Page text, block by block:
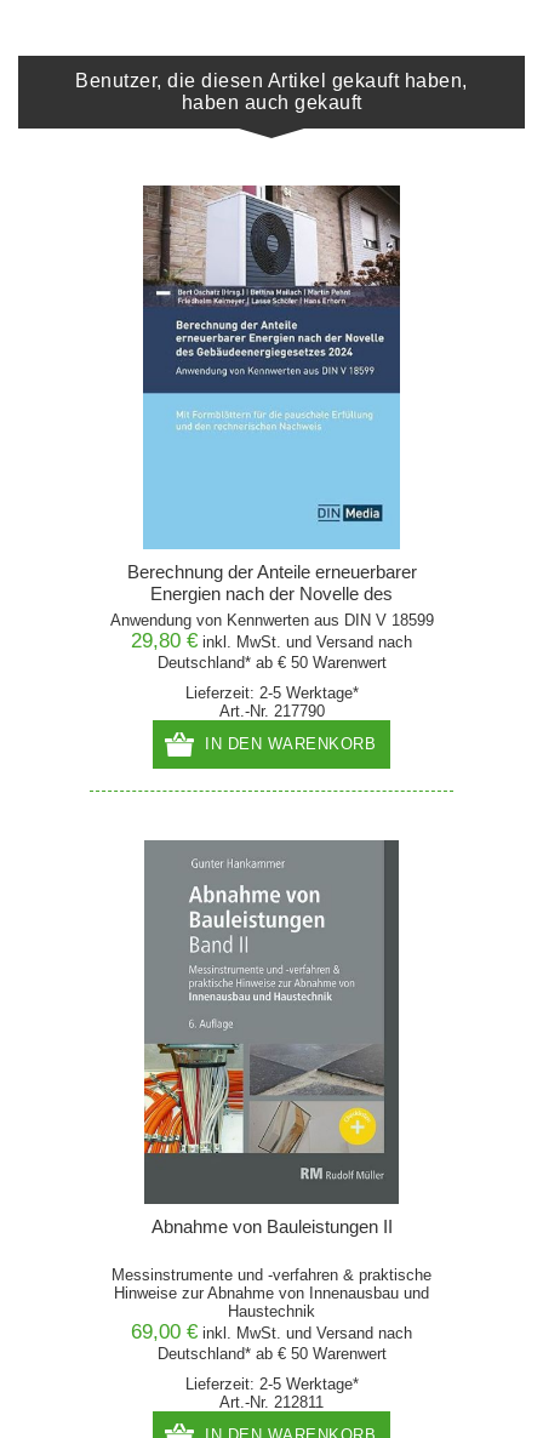
Benutzer, die diesen Artikel gekauft haben,
haben auch gekauft
Berechnung der Anteile erneuerbarer
Energien nach der Novelle des
Gebäudeenergiegesetzes 2024
Anwendung von Kennwerten aus DIN V 18599
29,80 € inkl. MwSt. und Versand nach
Deutschland* ab € 50 Warenwert
Lieferzeit: 2-5 Werktage*
Art.-Nr. 217790
IN DEN WARENKORB
Abnahme von Bauleistungen II
Messinstrumente und -verfahren & praktische
Hinweise zur Abnahme von Innenausbau und
Haustechnik
69,00 € inkl. MwSt. und Versand nach
Deutschland* ab € 50 Warenwert
Lieferzeit: 2-5 Werktage*
Art.-Nr. 212811